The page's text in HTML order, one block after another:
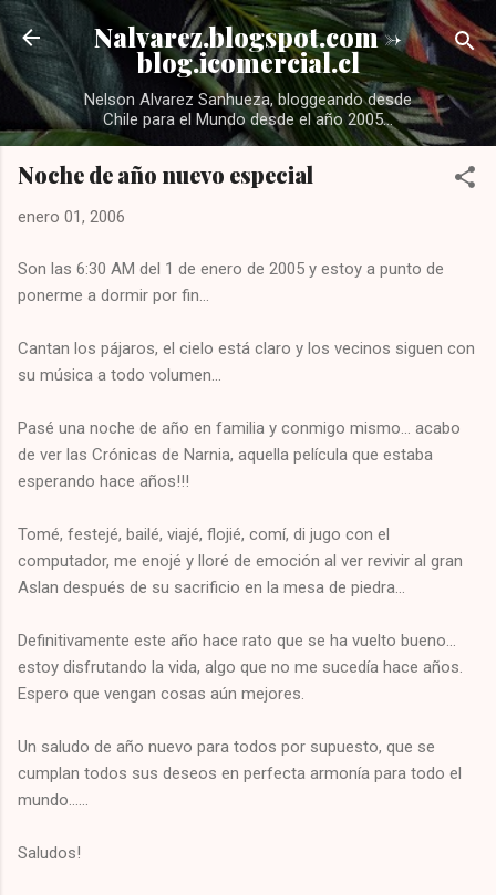
Ir al contenido principal
Nalvarez.blogspot.com ->
blog.icomercial.cl
Nelson Alvarez Sanhueza, bloggeando desde
Chile para el Mundo desde el año 2005...
Noche de año nuevo especial
enero 01, 2006
Son las 6:30 AM del 1 de enero de 2005 y estoy a punto de
ponerme a dormir por fin...
Cantan los pájaros, el cielo está claro y los vecinos siguen con
su música a todo volumen...
Pasé una noche de año en familia y conmigo mismo... acabo
de ver las Crónicas de Narnia, aquella película que estaba
esperando hace años!!!
Tomé, festejé, bailé, viajé, flojié, comí, di jugo con el
computador, me enojé y lloré de emoción al ver revivir al gran
Aslan después de su sacrificio en la mesa de piedra...
Definitivamente este año hace rato que se ha vuelto bueno...
estoy disfrutando la vida, algo que no me sucedía hace años.
Espero que vengan cosas aún mejores.
Un saludo de año nuevo para todos por supuesto, que se
cumplan todos sus deseos en perfecta armonía para todo el
mundo......
Saludos!